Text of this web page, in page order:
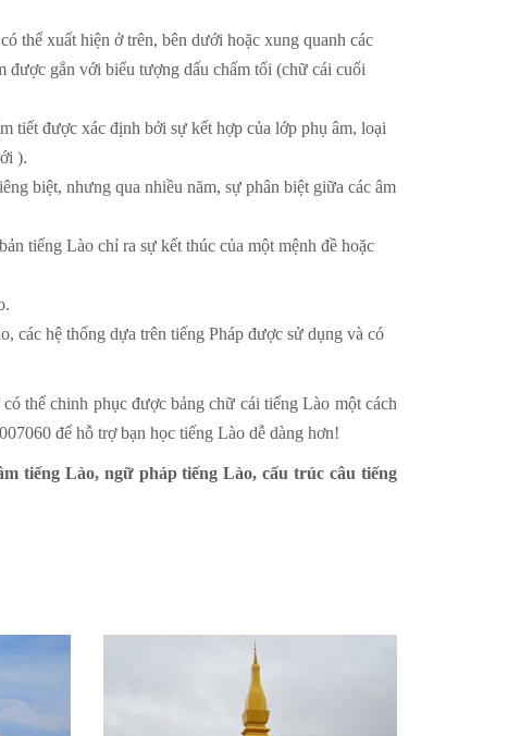
thể xuất hiện ở trên, bên dưới hoặc xung quanh các
được gắn với biểu tượng dấu chấm tối (chữ cái cuối
tiết được xác định bởi sự kết hợp của lớp phụ âm, loại
).
biệt, nhưng qua nhiều năm, sự phân biệt giữa các âm
tiếng Lào chỉ ra sự kết thúc của một mệnh đề hoặc
các hệ thống dựa trên tiếng Pháp được sử dụng và có
thể chinh phục được bảng chữ cái tiếng Lào một cách
để hỗ trợ bạn học tiếng Lào dễ dàng hơn!
tiếng Lào, ngữ pháp tiếng Lào, cấu trúc câu tiếng